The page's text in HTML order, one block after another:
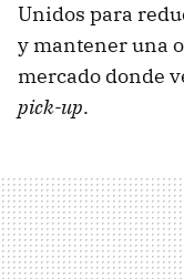
Unidos para
y mantener una
mercado donde
pick-up.